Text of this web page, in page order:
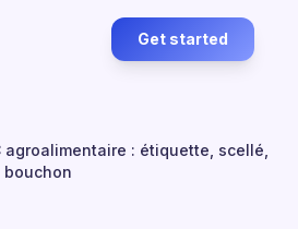
Get started
agroalimentaire : étiquette, scellé,
bouchon